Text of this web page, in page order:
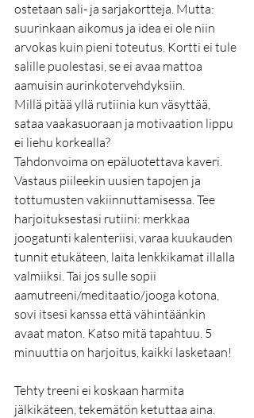
ostetaan sali- ja sarjakortteja. Mutta:
suurinkaan aikomus ja idea ei ole niin
arvokas kuin pieni toteutus. Kortti ei tule
salille puolestasi, se ei avaa mattoa
aamuisin aurinkotervehdyksiin.
Millä pitää yllä rutiinia kun väsyttää,
sataa vaakasuoraan ja motivaation lippu
ei liehu korkealla?
Tahdonvoima on epäluotettava kaveri.
Vastaus piileekin uusien tapojen ja
tottumusten vakiinnuttamisessa. Tee
harjoituksestasi rutiini: merkkaa
joogatunti kalenteriisi, varaa kuukauden
tunnit etukäteen, laita lenkkikamat illalla
valmiiksi. Tai jos sulle sopii
aamutreeni/meditaatio/jooga kotona,
sovi itsesi kanssa että vähintäänkin
avaat maton. Katso mitä tapahtuu. 5
minuuttia on harjoitus, kaikki lasketaan!
Tehty treeni ei koskaan harmita
jälkikäteen, tekemätön ketuttaa aina.